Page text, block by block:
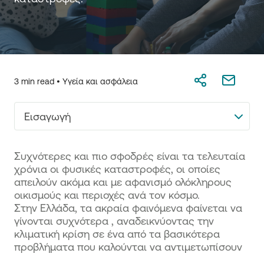
3 min read • Υγεία και ασφάλεια
Εισαγωγή
Συχνότερες και πιο σφοδρές είναι τα τελευταία
χρόνια οι φυσικές καταστροφές, οι οποίες
απειλούν ακόμα και με αφανισμό ολόκληρους
οικισμούς και περιοχές ανά τον κόσμο.
Στην Ελλάδα, τα ακραία φαινόμενα φαίνεται να
γίνονται συχνότερα , αναδεικνύοντας την
κλιματική κρίση σε ένα από τα βασικότερα
προβλήματα που καλούνται να αντιμετωπίσουν